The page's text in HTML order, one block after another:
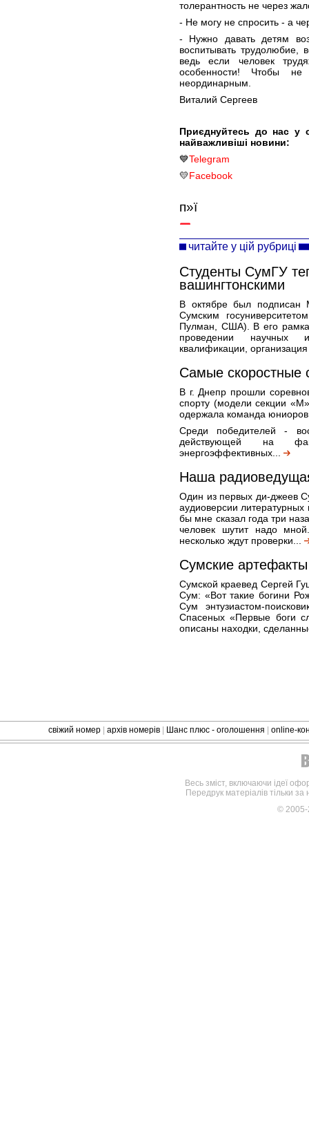
толерантность не через
- Не могу не спросить - а
- Нужно давать детям
воспитывать трудолюбие,
ведь если человек
особенности! Чтобы не
неординарным.
Виталий Сергеев
Приєднуйтесь до нас у
найважливіші новини:
💙Telegram
💛Facebook
п»ї
читайте у цій рубриці
Студенты СумГУ
вашингтонскими
В октябре был подписан
Сумским
Пулман, США). В его
проведении научных
квалификации,
Самые скоростные
В г. Днепр прошли
спорту (модели секции
одержала команда
Среди победителей -
действующей на
энергоэффективных...
Наша
Один из первых ди-джеев
аудиоверсии литературных
бы мне сказал года три
человек шутит надо
несколько ждут проверки...
Сумские
Сумской краевед Сергей
Сум: «Вот такие богини
Сум энтузиастом-
Спасеных «Первые боги
описаны находки,
свіжий номер архів номерів Шанс плюс - оголошення online-
Весь зміст, включаючи ідеї
Передрук матеріалів тільки
©